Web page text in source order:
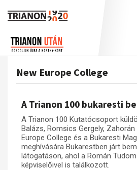
interpretációk
A békerendszer
Utókor és
Munkatársaink
Adatbázis
Emlékművek
Menekültek
Visszhang
Publikációk
New Europe College
A Trianon 100 bukaresti
A Trianon 100 Kutatócsoport
Balázs, Romsics Gergely,
Europe College és a Bukaresti
meghívására Bukarestben járt
látogatáson, ahol a Román
képviselőivel is találkozott.